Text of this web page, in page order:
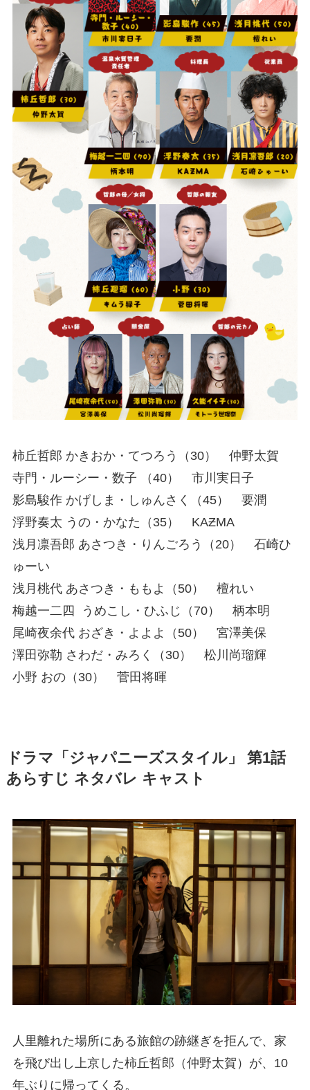
柿丘哲郎 かきおか・てつろう （30） 仲野太賀
寺門・ルーシー・数子
（40） 市川実日子
影島駿作かげしま・しゅんさく （45） 要潤
浮野奏太 うの・かなた （35） KAƵMA
浅月凛吾郎 あさつき・りんごろう （20） 石崎ひ
ゅーい
浅月桃代あさつき・ももよ （50） 檀れい
梅越一二四 うめこし・ひふじ （70） 柄本明
尾崎夜余代おざき・よよよ （50） 宮澤美保
澤田弥勒 さわだ・みろく （30） 松川尚瑠輝
小野 おの（30） 菅田将暉
ドラマ「ジャパニーズスタイル」 第1話
あらすじ ネタバレ キャスト
人里離れた場所にある旅館の跡継ぎを拒んで、家
を飛び出し上京した柿丘哲郎（仲野太賀）が、10
年ぶりに帰ってくる。